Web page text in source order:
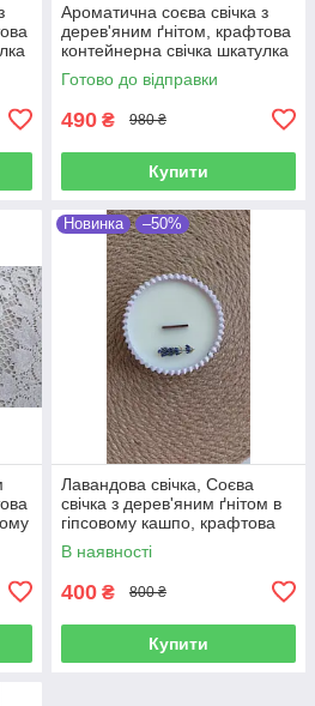
Ароматична соєва свічка з
дерев'яним ґнітом, крафтова
контейнерна свічка шкатулка
з кришкоюв гіпсовому кашпо
м'ятного кольору
Готово до відправки
490 ₴ 980 ₴
Купити
Новинка –50%
Лавандова свічка, Соєва
свічка з дерев'яним ґнітом в
гіпсовому кашпо, крафтова
свічка з ефірною олією
лаванди
В наявності
400 ₴ 800 ₴
Купити